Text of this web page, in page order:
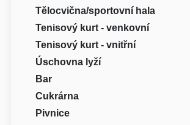
Tělocvična/sportovní hala
Tenisový kurt - venkovní
Tenisový kurt - vnitřní
Úschovna lyží
Bar
Cukrárna
Pivnice